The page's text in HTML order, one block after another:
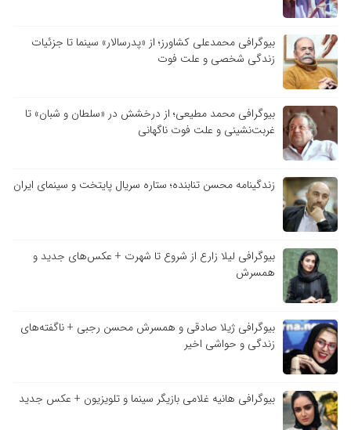
بیوگرافی محمدعلی کشاورز؛ از «پدرسالار» سینما تا جزئیات
زندگی شخصی و علت فوت
بیوگرافی محمد مطیعی؛ از درخشش در «سلطان و شبان» تا
غربت‌نشینی و علت فوت ناگهانی
زندگینامه محسن تنابنده؛ ستاره سریال پایتخت و سینمای ایران
بیوگرافی لیلا زارع از شروع تا شهرت + عکس‌های جدید و
همسرش
بیوگرافی ژیلا صادقی و همسرش محسن رجبی + ناگفته‌های
زندگی و حواشی اخیر
بیوگرافی هانیه غلامی بازیگر سینما و تلویزیون + عکس جدید